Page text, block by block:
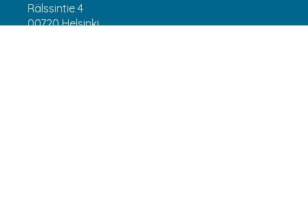
Rälssintie 4
00720 Helsinki